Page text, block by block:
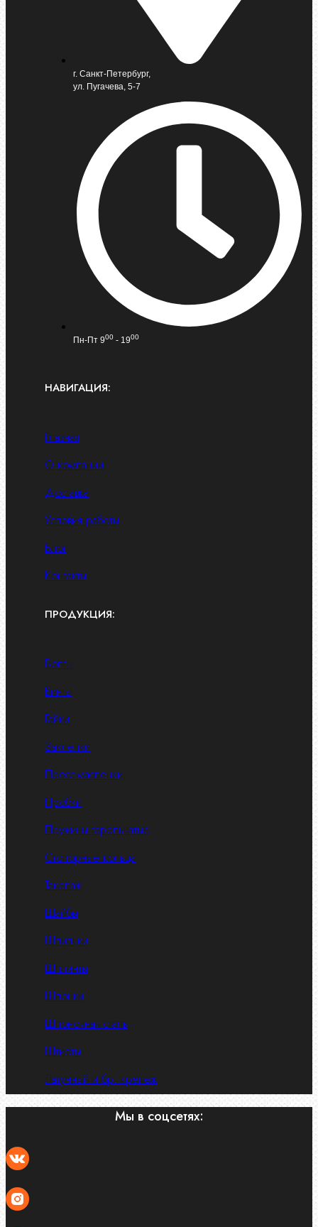
г. Санкт-Петербург,
ул. Пугачева, 5-7
Пн-Пт 900 - 1900
НАВИГАЦИЯ:
Главная
О компании
Доставка
Условия работы
Блог
Контакты
ПРОДУКЦИЯ:
Болты
Винты
Гайки
Заклепки
Пресс-масленки
Пробки
Пружины тарельчатые
Стопорные кольца
Такелаж
Шайбы
Шпильки
Шплинты
Шпонки
Шпоночная сталь
Штифты
Латунный и бр. крепеж
Мы в соцсетях: